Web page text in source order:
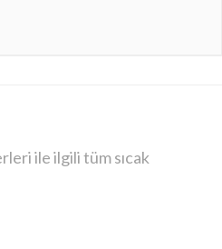
ile ilgili tüm sıcak